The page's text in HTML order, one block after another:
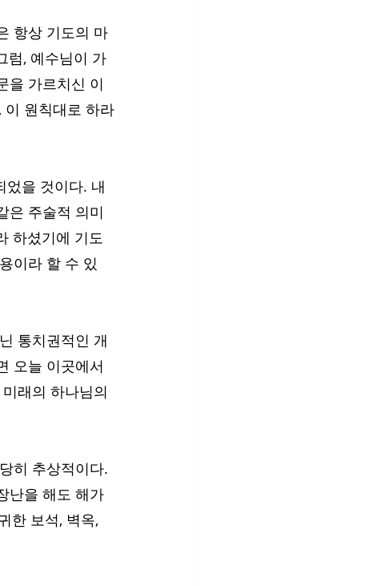
항상 기도의 마
럼, 예수님이 가
을 가르치신 이
이 원칙대로 하라
었을 것이다. 내
은 주술적 의미
하셨기에 기도
이라 할 수 있
통치권적인 개
오늘 이곳에서
래의 하나님의
히 추상적이다.
난을 해도 해가
한 보석, 벽옥,